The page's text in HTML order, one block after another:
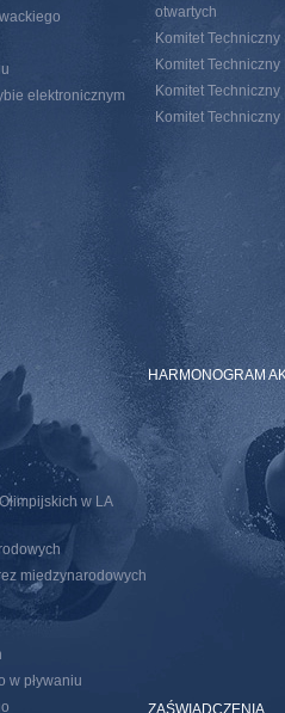
elektronicznym
otwartych
Komitet
Komitet Techniczny
Komitet Techniczny
Komitet Techniczny
w LA
miedzynarodowych
w pływaniu
HARMONOGRAM
ZAŚWIADCZENIA